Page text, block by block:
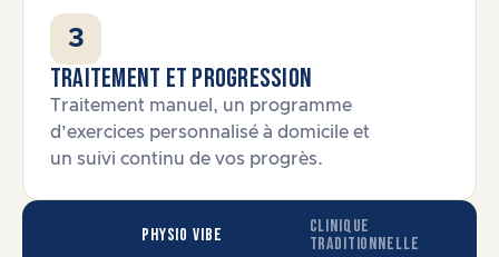
3
Traitement et progression
Traitement manuel, un programme
d’exercices personnalisé à domicile et
un suivi continu de vos progrès.
PHYSIO VIBE
CLINIQUE
TRADITIONNELLE